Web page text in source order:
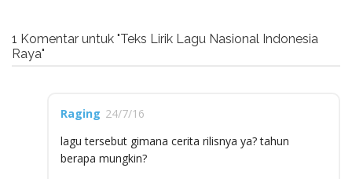
1 Komentar untuk "Teks Lirik Lagu Nasional Indonesia
Raya"
Raging 24/7/16
lagu tersebut gimana cerita rilisnya ya? tahun
berapa mungkin?